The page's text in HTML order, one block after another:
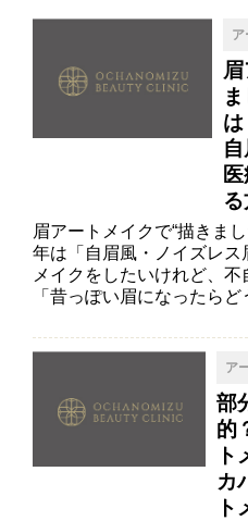
ア
眉アートメイクで“描きま
年は「自眉風・ノイズレス
メイクをしたいけれど、不
「昔っぽい眉になったら
ア
部
的
カ
ト